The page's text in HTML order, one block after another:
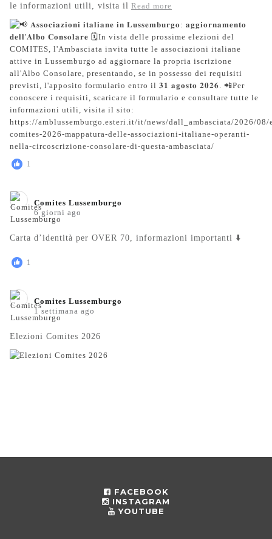
le informazioni utili, visita il Read more
1
Comites Lussemburgo️
6 giorni ago
Carta d’identità per OVER 70, informazioni importanti ⬇️
1
Comites Lussemburgo️
1 settimana ago
Elezioni Comites 2026
FACEBOOK
INSTAGRAM
YOUTUBE